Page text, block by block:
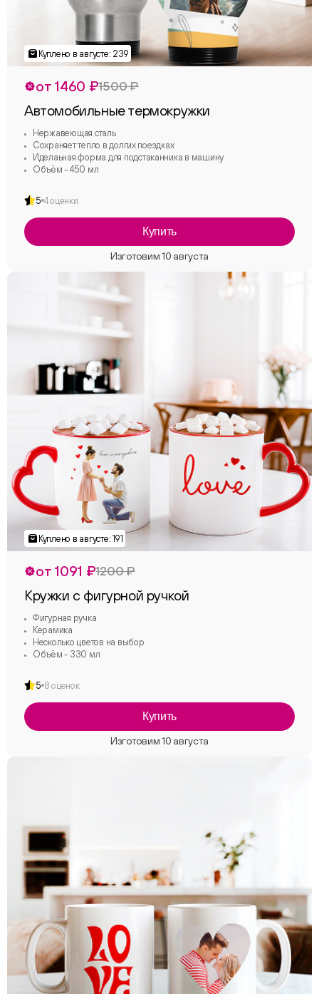
от 1460 ₽1500 ₽
Автомобильные термокружки
Нержавеющая сталь
Сохраняет тепло в долгих поездках
Иделаьная форма для подстаканника в машину
Объём - 450 мл
5 4 оценки
Купить
от 1091 ₽1200 ₽
Кружки с фигурной ручкой
Фигурная ручка
Керамика
Несколько цветов на выбор
Объём - 330 мл
5 8 оценок
Купить